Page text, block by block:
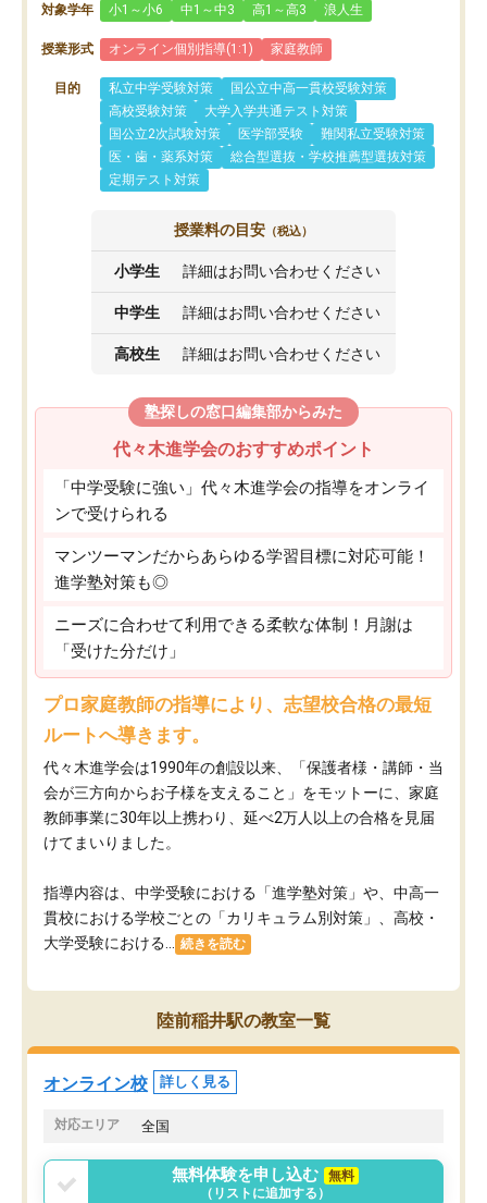
対象学年 小1～小6 中1～中3 高1～高3 浪人生
授業形式 オンライン個別指導(1:1) 家庭教師
目的 私立中学受験対策
国公立中高一貫校受験対策
高校受験対策
大学入学共通テスト対策
国公立2次試験対策
医学部受験
難関私立受験対策
医・歯・薬系対策
総合型選抜・学校推薦型選抜対策
定期テスト対策
授業料の目安 （税込）
小学生 詳細はお問い合わせください
中学生 詳細はお問い合わせください
高校生 詳細はお問い合わせください
塾探しの窓口編集部からみた
代々木進学会のおすすめポイント
「中学受験に強い」代々木進学会の指導をオンライ
ンで受けられる
マンツーマンだからあらゆる学習目標に対応可能！
進学塾対策も◎
ニーズに合わせて利用できる柔軟な体制！月謝は
「受けた分だけ」
プロ家庭教師の指導により、志望校合格の最短
ルートへ導きます。
代々木進学会は1990年の創設以来、「保護者様・講師・当
会が三方向からお子様を支えること」をモットーに、家庭
教師事業に30年以上携わり、延べ2万人以上の合格を見届
けてまいりました。
指導内容は、中学受験における「進学塾対策」や、中高一
貫校における学校ごとの「カリキュラム別対策」、高校・
大学受験における...
続きを読む
陸前稲井駅の教室一覧
オンライン校 詳しく見る
対応エリア 全国
無料体験を申し込む
無料
（リストに追加する）